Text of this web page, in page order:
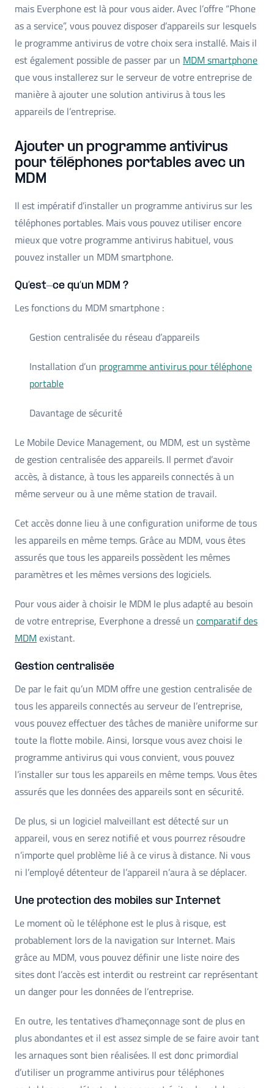
mais Everphone est là pour vous aider. Avec l’offre “Phone
as a service”, vous pouvez disposer d’appareils sur lesquels
le programme antivirus de votre choix sera installé. Mais il
est également possible de passer par un MDM smartphone
que vous installerez sur le serveur de votre entreprise de
manière à ajouter une solution antivirus à tous les
appareils de l’entreprise.
Ajouter un programme antivirus
pour téléphones portables avec un
MDM
Il est impératif d’installer un programme antivirus sur les
téléphones portables. Mais vous pouvez utiliser encore
mieux que votre programme antivirus habituel, vous
pouvez installer un MDM smartphone.
Qu’est-ce qu’un MDM ?
Les fonctions du MDM smartphone :
Gestion centralisée du réseau d’appareils
Installation d’un programme antivirus pour téléphone
portable
Davantage de sécurité
Le Mobile Device Management, ou MDM, est un système
de gestion centralisée des appareils. Il permet d’avoir
accès, à distance, à tous les appareils connectés à un
même serveur ou à une même station de travail.
Cet accès donne lieu à une configuration uniforme de tous
les appareils en même temps. Grâce au MDM, vous êtes
assurés que tous les appareils possèdent les mêmes
paramètres et les mêmes versions des logiciels.
Pour vous aider à choisir le MDM le plus adapté au besoin
de votre entreprise, Everphone a dressé un comparatif des
MDM existant.
Gestion centralisée
De par le fait qu’un MDM offre une gestion centralisée de
tous les appareils connectés au serveur de l’entreprise,
vous pouvez effectuer des tâches de manière uniforme sur
toute la flotte mobile. Ainsi, lorsque vous avez choisi le
programme antivirus qui vous convient, vous pouvez
l’installer sur tous les appareils en même temps. Vous êtes
assurés que les données des appareils sont en sécurité.
De plus, si un logiciel malveillant est détecté sur un
appareil, vous en serez notifié et vous pourrez résoudre
n’importe quel problème lié à ce virus à distance. Ni vous
ni l’employé détenteur de l’appareil n’aura à se déplacer.
Une protection des mobiles sur Internet
Le moment où le téléphone est le plus à risque, est
probablement lors de la navigation sur Internet. Mais
grâce au MDM, vous pouvez définir une liste noire des
sites dont l’accès est interdit ou restreint car représentant
un danger pour les données de l’entreprise.
En outre, les tentatives d’hameçonnage sont de plus en
plus abondantes et il est assez simple de se faire avoir tant
les arnaques sont bien réalisées. Il est donc primordial
d’utiliser un programme antivirus pour téléphones